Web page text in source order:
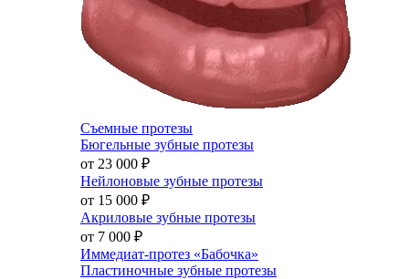
Съемные протезы
Бюгельные зубные протезы
от 23 000 ₽
Нейлоновые зубные протезы
от 15 000 ₽
Акриловые зубные протезы
от 7 000 ₽
Иммедиат-протез «Бабочка»
Пластиночные зубные протезы